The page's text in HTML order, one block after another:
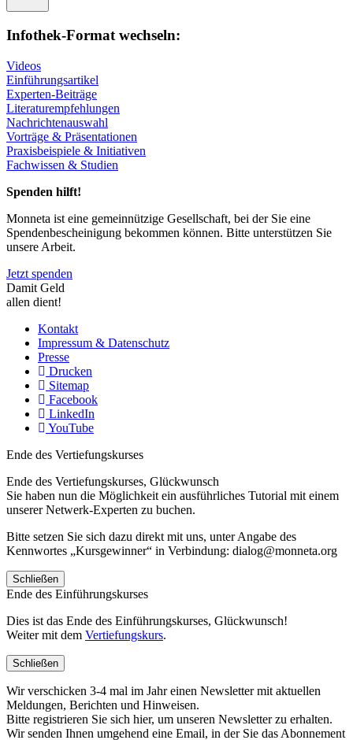
Infothek-Format wechseln:
Videos
Einführungsartikel
Experten-Beiträge
Literaturempfehlungen
Nachrichtenauswahl
Vorträge & Präsentationen
Praxisbeispiele & Initiativen
Fachwissen & Studien
Spenden hilft!
Monneta ist eine gemeinnützige Gesellschaft, bei der Sie eine
Spendenbescheinigung bekommen können. Bitte unterstützen Sie
unsere Arbeit.
Jetzt spenden
Damit Geld
allen dient!
Kontakt
Impressum & Datenschutz
Presse
Drucken
Sitemap
Facebook
LinkedIn
YouTube
Ende des Vertiefungskurses
Ende des Vertiefungskurses, Glückwunsch
Sie haben nun die Möglichkeit ein ausführliches Tutorial mit einem
unserer Netwerk-Experten zu buchen.
Bitte setzen Sie sich dazu direkt mit uns, unter Angabe des
Kennwortes „Kursgewinner“ in Verbindung: dialog@monneta.org
Schließen
Ende des Einführungskurses
Dies ist das Ende des Einführungskurses, Glückwunsch!
Weiter mit dem Vertiefungskurs.
Schließen
Wir verschicken 3-4 mal im Jahr einen Newsletter mit aktuellen
Meldungen, Berichten und Hinweisen.
Bitte registrieren Sie sich hier, um unseren Newsletter zu erhalten.
Wir senden Ihnen umgehend eine Email, in der Sie das Abonnement